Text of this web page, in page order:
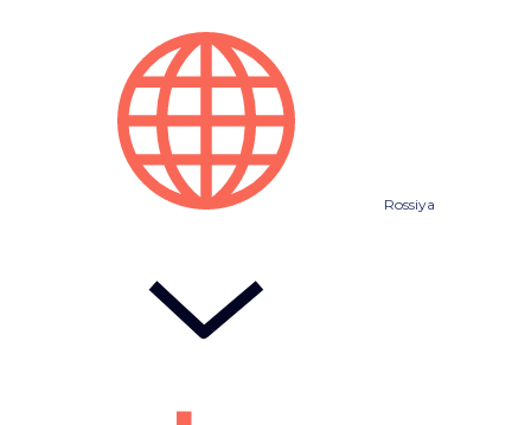
Rossiya